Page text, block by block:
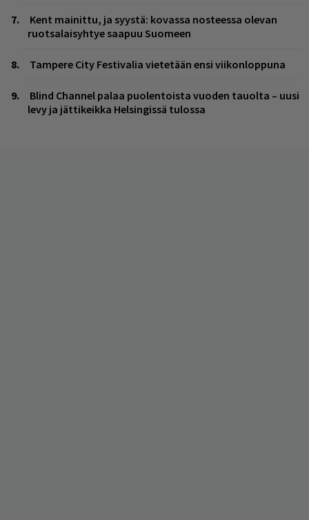
Kent mainittu, ja syystä: kovassa nosteessa olevan
ruotsalaisyhtye saapuu Suomeen
Tampere City Festivalia vietetään ensi viikonloppuna
Blind Channel palaa puolentoista vuoden tauolta – uusi
levy ja jättikeikka Helsingissä tulossa